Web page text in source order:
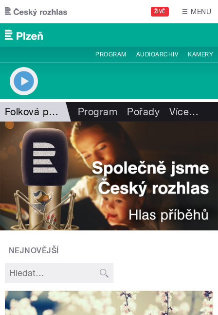
Přejít k hlavnímu obsahu
ŽIVĚ MENU
PROGRAM AUDIOARCHIV KAMERY
Folková pohlazení Program Pořady Více…
NEJNOVĚJŠÍ